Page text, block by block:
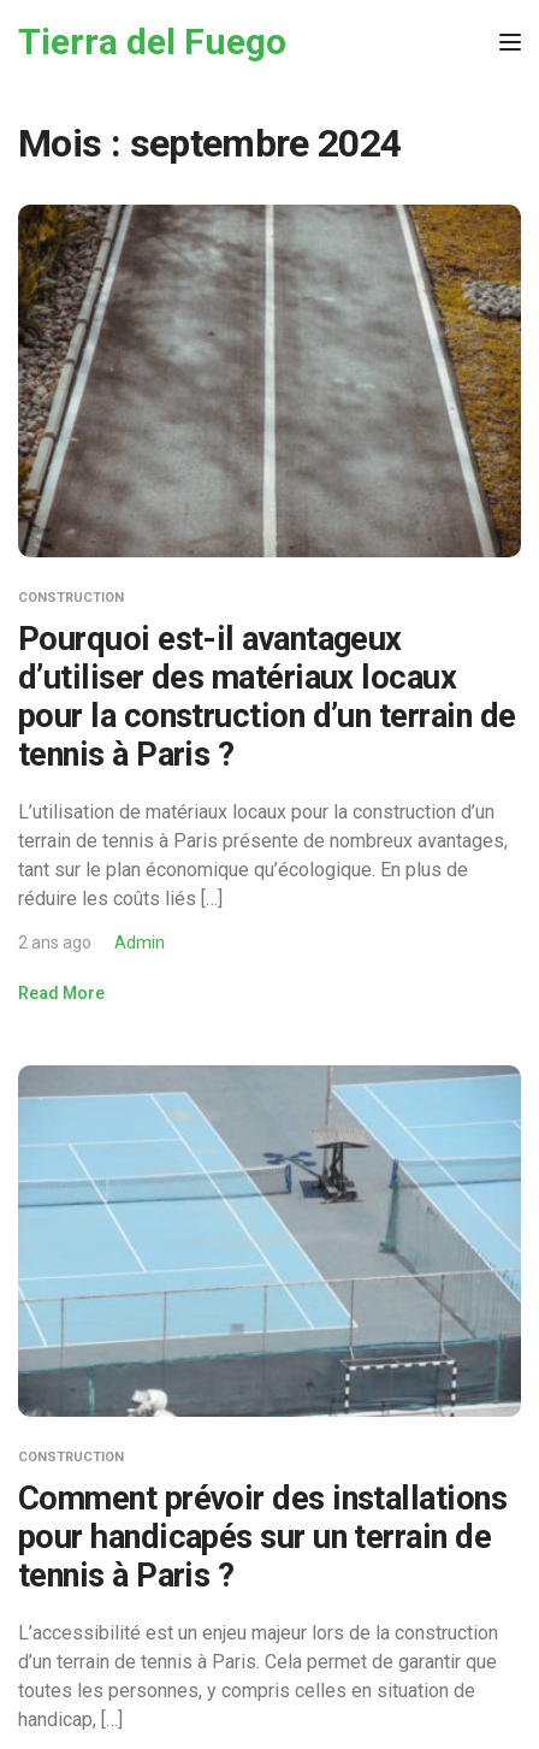
Tierra del Fuego
Mois : septembre 2024
CONSTRUCTION
Pourquoi est-il avantageux
d’utiliser des matériaux locaux
pour la construction d’un terrain de
tennis à Paris ?
L’utilisation de matériaux locaux pour la construction d’un
terrain de tennis à Paris présente de nombreux avantages,
tant sur le plan économique qu’écologique. En plus de
réduire les coûts liés […]
2 ans ago Admin
Read More
CONSTRUCTION
Comment prévoir des installations
pour handicapés sur un terrain de
tennis à Paris ?
L’accessibilité est un enjeu majeur lors de la construction
d’un terrain de tennis à Paris. Cela permet de garantir que
toutes les personnes, y compris celles en situation de
handicap, […]